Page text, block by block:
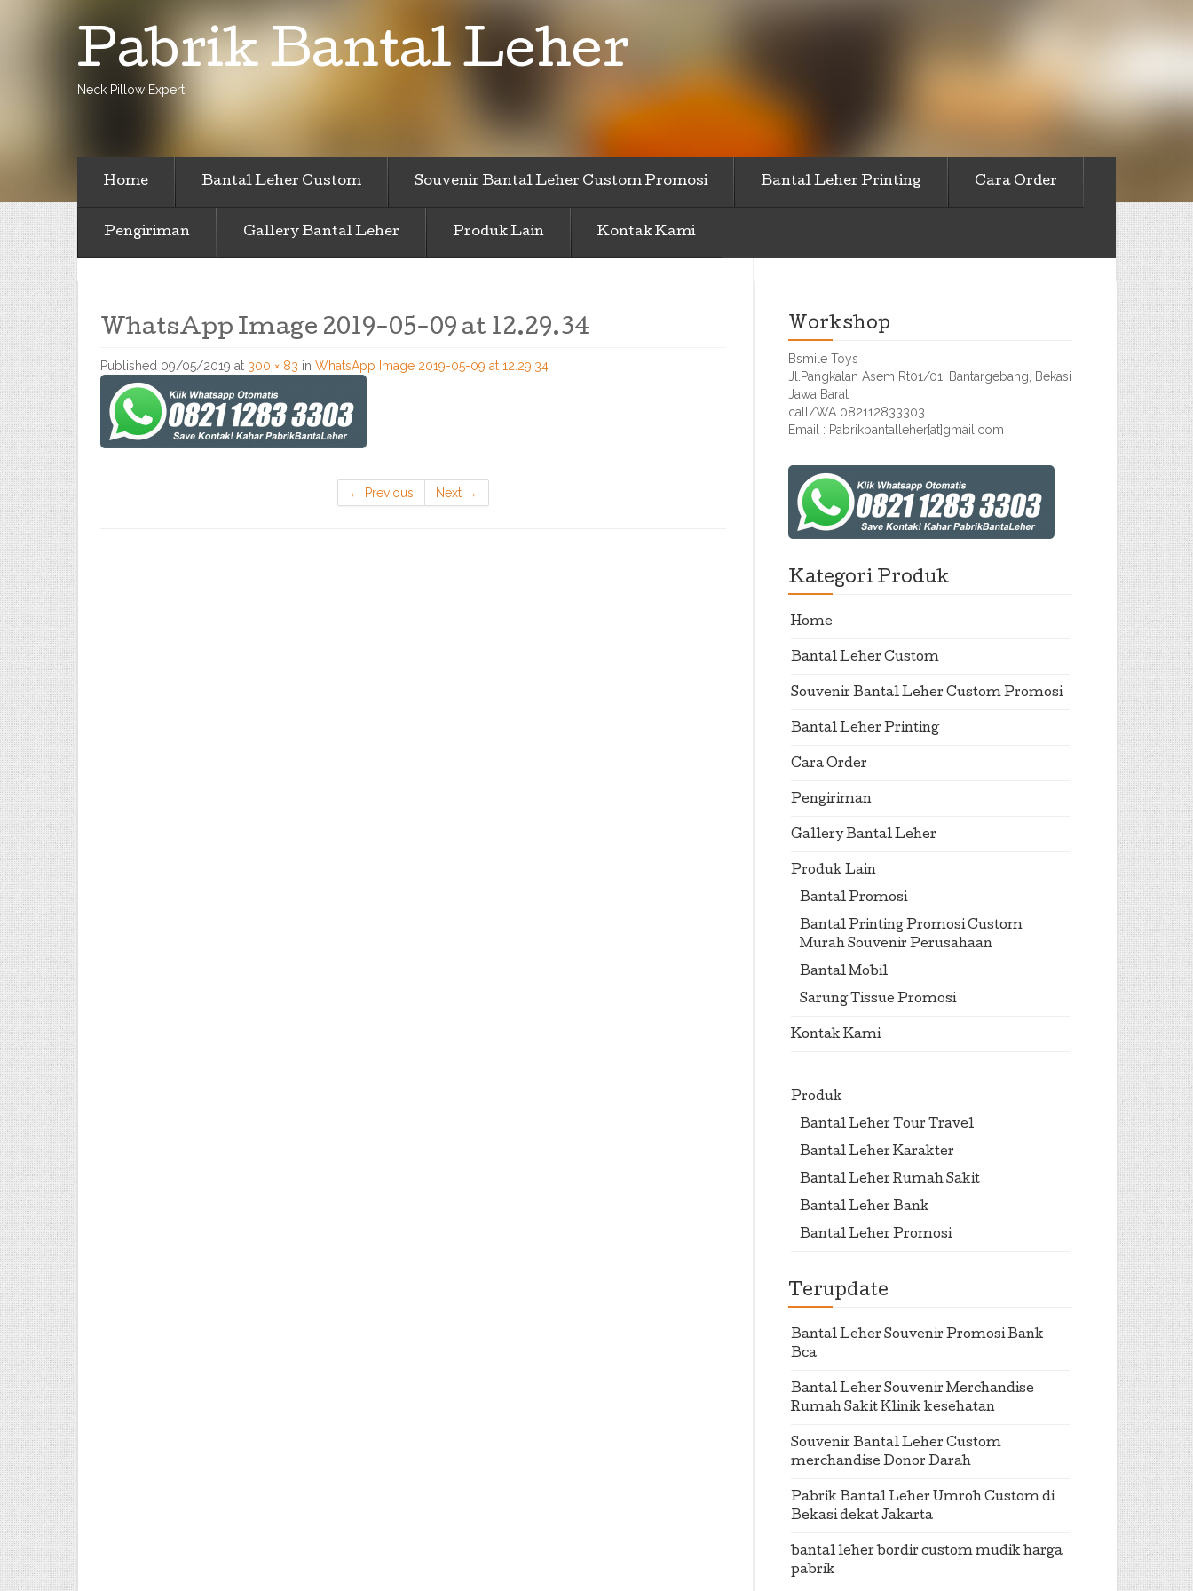
Pabrik Bantal Leher
Neck Pillow Expert
Home Bantal Leher Custom Souvenir Bantal Leher Custom Promosi Bantal Leher Printing Cara Order
Pengiriman Gallery Bantal Leher Produk Lain Kontak Kami
WhatsApp Image 2019-05-09 at 12.29.34
Published 09/05/2019 at 300 × 83 in WhatsApp Image 2019-05-09 at 12.29.34
← Previous Next →
Workshop
Bsmile Toys
Jl.Pangkalan Asem Rt01/01, Bantargebang, Bekasi
Jawa Barat
call/WA 082112833303
Email : Pabrikbantalleher[at]gmail.com
Kategori Produk
Home
Bantal Leher Custom
Souvenir Bantal Leher Custom Promosi
Bantal Leher Printing
Cara Order
Pengiriman
Gallery Bantal Leher
Produk Lain
Bantal Promosi
Bantal Printing Promosi Custom
Murah Souvenir Perusahaan
Bantal Mobil
Sarung Tissue Promosi
Kontak Kami
Produk
Bantal Leher Tour Travel
Bantal Leher Karakter
Bantal Leher Rumah Sakit
Bantal Leher Bank
Bantal Leher Promosi
Terupdate
Bantal Leher Souvenir Promosi Bank
Bca
Bantal Leher Souvenir Merchandise
Rumah Sakit Klinik kesehatan
Souvenir Bantal Leher Custom
merchandise Donor Darah
Pabrik Bantal Leher Umroh Custom di
Bekasi dekat Jakarta
bantal leher bordir custom mudik harga
pabrik